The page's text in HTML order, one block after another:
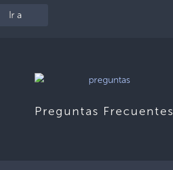
Ir a
Preguntas Frecuentes